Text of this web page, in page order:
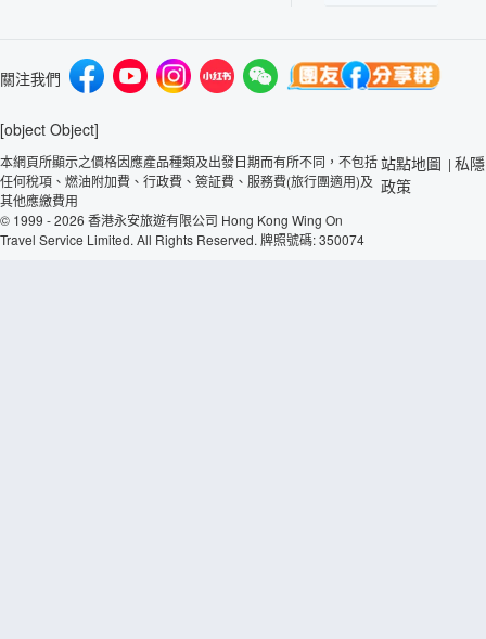
關注我們
[object Object]
本網頁所顯示之價格因應產品種類及出發日期而有所不同，不包括
任何稅項、燃油附加費、行政費、簽証費、服務費(旅行團適用)及
其他應繳費用
© 1999 - 2026 香港永安旅遊有限公司 Hong Kong Wing On
Travel Service Limited. All Rights Reserved. 牌照號碼: 350074
站點地圖 | 私隱
政策